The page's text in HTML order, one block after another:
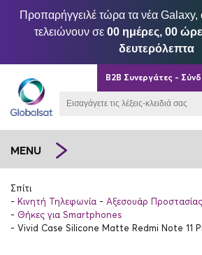
Προπαρήγγειλέ τώρα τα νέα Galaxy,
τελειώνουν σε 00 ημέρες, 00
δευτερόλεπτα
B2B Συνεργάτες -
MENU
Σπίτι
Κινητή Τηλεφωνία
Αξεσουάρ Προστασίας
Θήκες για Smartphones
Vivid Case Silicone Matte Redmi Note 11